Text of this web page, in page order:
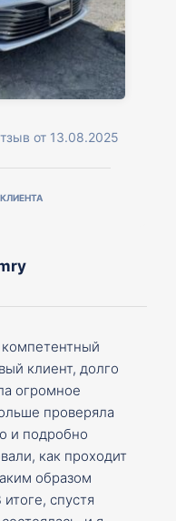
от 13.08.2025
клиент, долго
огромное
проверяла
и подробно
как проходит
образом
спустя